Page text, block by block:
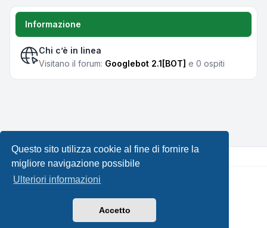
Questo sito utilizza cookie al fine di fornire la
migliore navigazione possibile
Ulteriori informazioni
Accetto
Informazione
Chi c’è in linea
Visitano il forum: Googlebot 2.1[BOT] e 0 ospiti
Creato daphpBB® Forum Software © phpBB Limited •
Leenoz.com
phpBB-Italia.it
Condizioni|Tutti gli orari sono